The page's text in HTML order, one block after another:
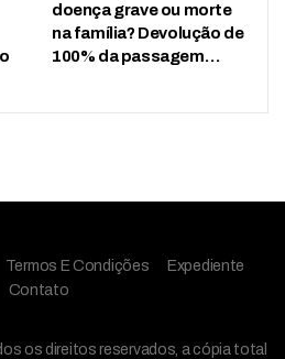
doença grave ou morte
na família? Devolução de
100% da passagem…
Termos E Condições
Expediente
Contato
os direitos reservados, a cópia total